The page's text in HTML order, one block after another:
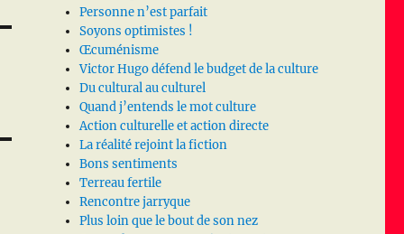
Personne n’est parfait
Soyons optimistes !
Œcuménisme
Victor Hugo défend le budget de la culture
Du cultural au culturel
Quand j’entends le mot culture
Action culturelle et action directe
La réalité rejoint la fiction
Bons sentiments
Terreau fertile
Rencontre jarryque
Plus loin que le bout de son nez